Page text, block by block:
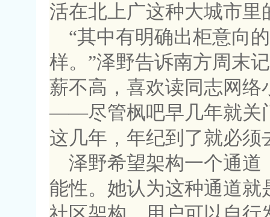
活在北上广这种大城市
“其中有明确出柜意向
样。”泽野告诉南方周末
薪不高，喜欢读同志网络
——尽管枫吧早几年就关
这几年，年纪到了就必须
泽野希望架构一个通
能性。她认为这种通道就